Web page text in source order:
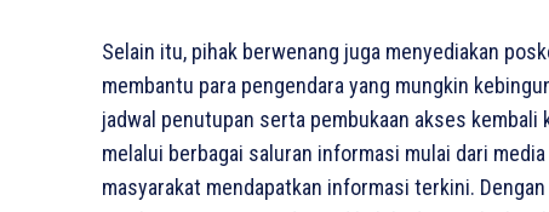
Selain itu, pihak berwenang juga menyediakan
membantu para pengendara yang mungkin
jadwal penutupan serta pembukaan akses
melalui berbagai saluran informasi mulai dari
masyarakat mendapatkan informasi terkini.